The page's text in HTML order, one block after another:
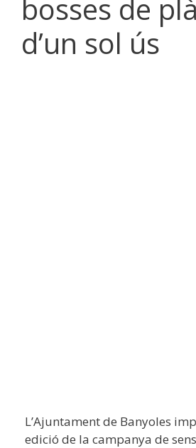
bosses de
d’un sol ús
L’Ajuntament de Banyoles
edició de la campanya de